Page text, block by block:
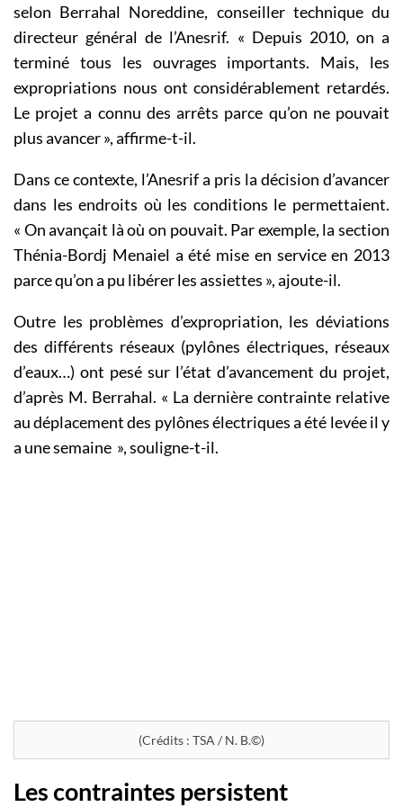
selon Berrahal Noreddine, conseiller technique du
directeur général de l’Anesrif. « Depuis 2010, on a
terminé tous les ouvrages importants. Mais, les
expropriations nous ont considérablement retardés.
Le projet a connu des arrêts parce qu’on ne pouvait
plus avancer », affirme-t-il.
Dans ce contexte, l’Anesrif a pris la décision d’avancer
dans les endroits où les conditions le permettaient.
« On avançait là où on pouvait. Par exemple, la section
Thénia-Bordj Menaiel a été mise en service en 2013
parce qu’on a pu libérer les assiettes », ajoute-il.
Outre les problèmes d’expropriation, les déviations
des différents réseaux (pylônes électriques, réseaux
d’eaux…) ont pesé sur l’état d’avancement du projet,
d’après M. Berrahal. « La dernière contrainte relative
au déplacement des pylônes électriques a été levée il y
a une semaine », souligne-t-il.
(Crédits : TSA / N. B.©)
Les contraintes persistent